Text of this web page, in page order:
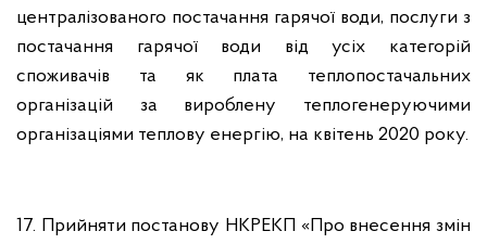
централізованого постачання гарячої води, послуги з
постачання гарячої води від усіх категорій
споживачів та як плата теплопостачальних
організацій за вироблену теплогенеруючими
організаціями теплову енергію, на квітень 2020 року.
17. Прийняти постанову НКРЕКП «Про внесення змін